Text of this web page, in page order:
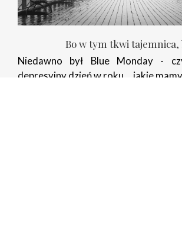
Bo w tym tkwi tajemnica,
Niedawno był Blue Monday -
depresyjny dzień w roku... jakie